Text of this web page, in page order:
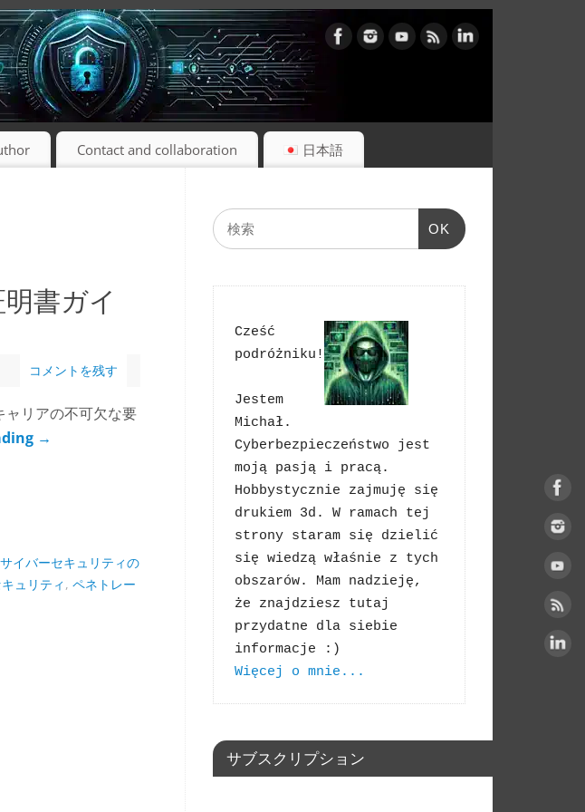
Contact and collaboration 日本語
書ガイ
コメントを残す
ャリアの不可欠な要
→
サイバーセキュリティの
ュリティ , ペネトレー
OK
Cześć
podróżniku!
Jestem
Michał.
Cyberbezpieczeństwo jest
moją pasją i pracą.
Hobbystycznie zajmuję się
drukiem 3d. W ramach tej
strony staram się dzielić
się wiedzą właśnie z tych
obszarów. Mam nadzieję,
że znajdziesz tutaj
przydatne dla siebie
Więcej o mnie...
サブスクリプション